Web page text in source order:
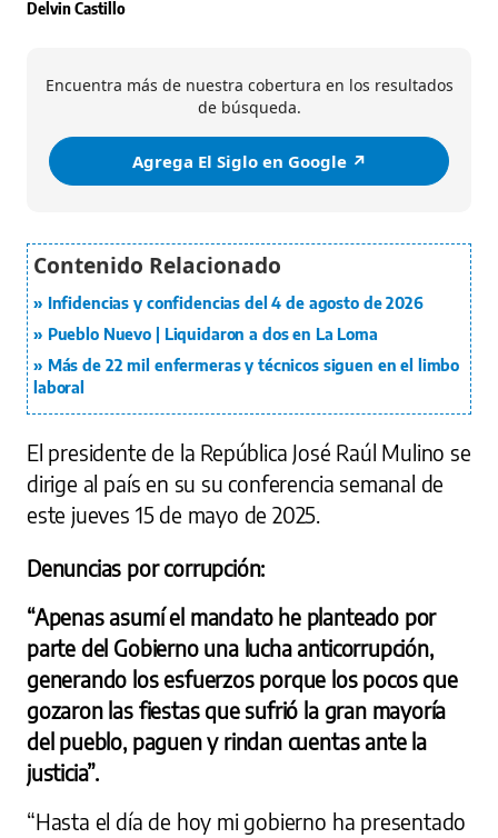
Delvin Castillo
Encuentra más de nuestra cobertura en los resultados
de búsqueda.
Agrega El Siglo en Google ↗️
Infidencias y confidencias del 4 de agosto de 2026
Pueblo Nuevo | Liquidaron a dos en La Loma
Más de 22 mil enfermeras y técnicos siguen en el limbo
laboral
El presidente de la República José Raúl Mulino se
dirige al país en su su conferencia semanal de
este jueves 15 de mayo de 2025.
Denuncias por corrupción:
“Apenas asumí el mandato he planteado por
parte del Gobierno una lucha anticorrupción,
generando los esfuerzos porque los pocos que
gozaron las fiestas que sufrió la gran mayoría
del pueblo, paguen y rindan cuentas ante la
justicia”.
“Hasta el día de hoy mi gobierno ha presentado